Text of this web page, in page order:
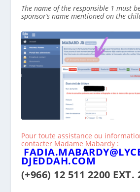
The name of the responsible 1 must
sponsor’s name mentioned on the
Pour toute assistance ou
contacter Madame Mabardy :
DJEDDAH.COM
(+966) 12 511 2200 EXT.